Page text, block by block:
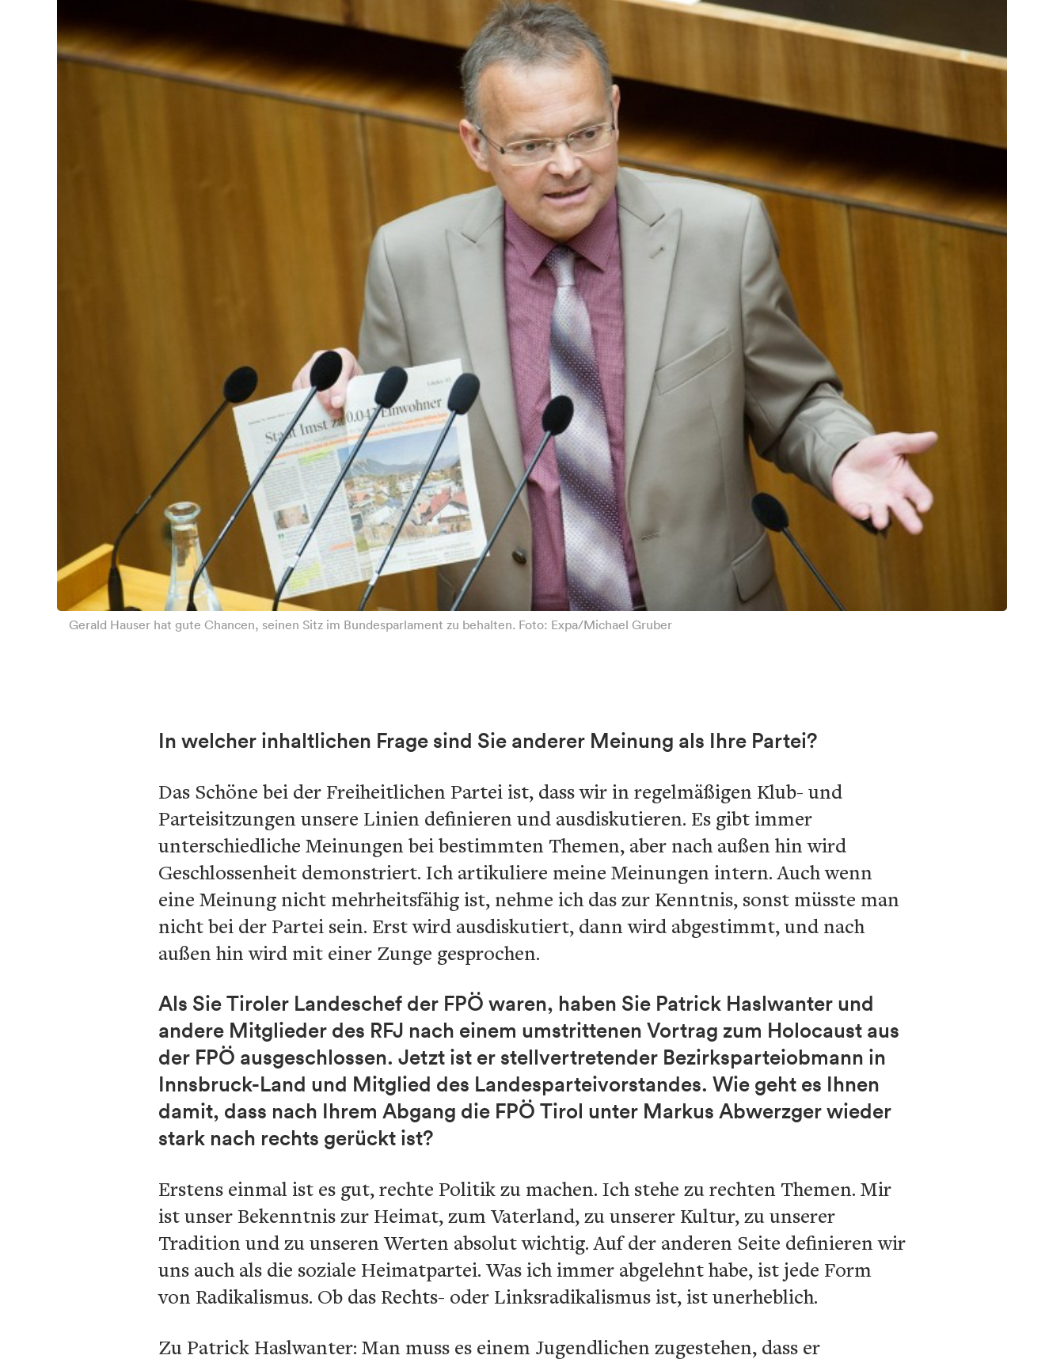
Gerald Hauser hat gute Chancen, seinen Sitz im Bundesparlament zu behalten. Foto: Expa/Michael Gruber
In welcher inhaltlichen Frage sind Sie anderer Meinung als Ihre Partei?
Das Schöne bei der Freiheitlichen Partei ist, dass wir in regelmäßigen Klub- und
Parteisitzungen unsere Linien definieren und ausdiskutieren. Es gibt immer
unterschiedliche Meinungen bei bestimmten Themen, aber nach außen hin wird
Geschlossenheit demonstriert. Ich artikuliere meine Meinungen intern. Auch wenn
eine Meinung nicht mehrheitsfähig ist, nehme ich das zur Kenntnis, sonst müsste man
nicht bei der Partei sein. Erst wird ausdiskutiert, dann wird abgestimmt, und nach
außen hin wird mit einer Zunge gesprochen.
Als Sie Tiroler Landeschef der FPÖ waren, haben Sie Patrick Haslwanter und
andere Mitglieder des RFJ nach einem umstrittenen Vortrag zum Holocaust aus
der FPÖ ausgeschlossen. Jetzt ist er stellvertretender Bezirksparteiobmann in
Innsbruck-Land und Mitglied des Landesparteivorstandes. Wie geht es Ihnen
damit, dass nach Ihrem Abgang die FPÖ Tirol unter Markus Abwerzger wieder
stark nach rechts gerückt ist?
Erstens einmal ist es gut, rechte Politik zu machen. Ich stehe zu rechten Themen. Mir
ist unser Bekenntnis zur Heimat, zum Vaterland, zu unserer Kultur, zu unserer
Tradition und zu unseren Werten absolut wichtig. Auf der anderen Seite definieren wir
uns auch als die soziale Heimatpartei. Was ich immer abgelehnt habe, ist jede Form
von Radikalismus. Ob das Rechts- oder Linksradikalismus ist, ist unerheblich.
Zu Patrick Haslwanter: Man muss es einem Jugendlichen zugestehen, dass er